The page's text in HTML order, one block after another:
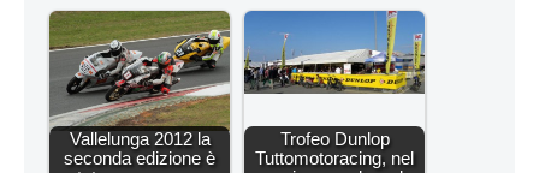
Vallelunga 2012 la
seconda edizione è
Trofeo Dunlop
Tuttomotoracing, nel